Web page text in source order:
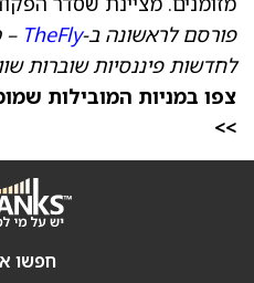
פורסם לראשונה ב-TheFly
–
לחדשות פיננסיות שוברות
צפו במניות המובילות
>>
חפשו